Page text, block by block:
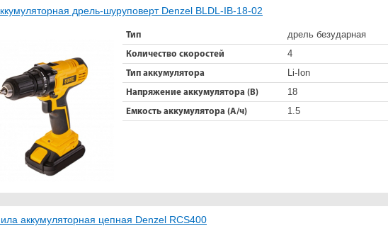
дрель-шуруповерт Denzel BLDL-IB-18-02
Тип дрель безударная
Количество скоростей 4
Тип аккумулятора Li-Ion
Напряжение аккумулятора (В) 18
Емкость аккумулятора (А/ч) 1.5
аккумуляторная цепная Denzel RCS400